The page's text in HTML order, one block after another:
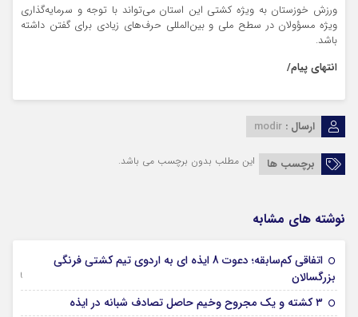
ورزش خوزستان به ویژه کشتی این استان می‌تواند با توجه و سرمایه‌گذاری
ویژه مسؤولان در سطح ملی و بین‌المللی حرف‌های زیادی برای گفتن داشته
باشد.
انتهای پیام/
ارسال : modir
برچسب ها این مطلب بدون برچسب می باشد.
نوشته های مشابه
اتفاقی کم‌سابقه؛ دعوت 8 ایذه ای به اردوی تیم کشتی فرنگی
بزرگسالان
09 جولای 2026
۳ کشته و یک مجروح وخیم حاصل تصادف شبانه در ایذه